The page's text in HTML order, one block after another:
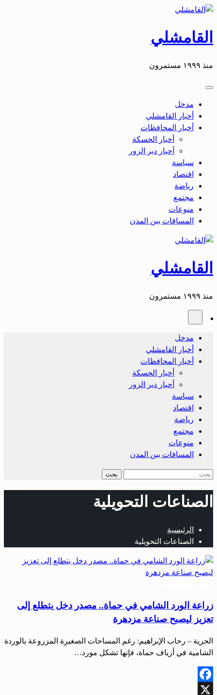
القامشلي
منذ ١٩٩٩ مستمرون
مدخل
أخبار القامشلي
أخبار المحافظات
أخبار الحسكة
أحبار دير الزور
سياسة
اقتصاد
رياضة
مجتمع
منوعات
المسافات بين المدن
القامشلي
منذ ١٩٩٩ مستمرون
مدخل
أخبار القامشلي
أخبار المحافظات
أخبار الحسكة
أحبار دير الزور
سياسة
اقتصاد
رياضة
مجتمع
منوعات
المسافات بين المدن
الصناعات التحويلية
الرئيسية
الصناعات التحويلية
زراعة الورد الشامي في حماة.. مصدر دخل يتطلع إلى
تعزيز ليصبح صناعة مزدهرة
الحرية – رحاب الإبراهيم: رغم المساحات الصغيرة المزروعة بالوردة
الشامية في أرياف حماة، فإنها تشكل مورد…
Facebook